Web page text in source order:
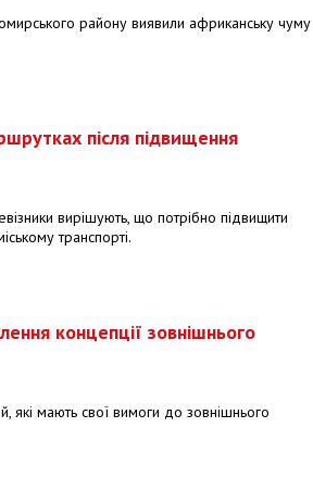
району виявили африканську чуму
після підвищення
вирішують, що потрібно підвищити
транспорті.
концепції зовнішнього
які мають свої вимоги до зовнішнього